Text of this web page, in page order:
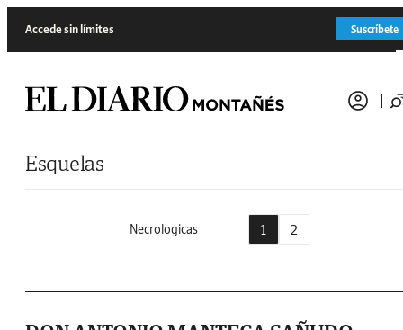
Accede sin límites Suscríbete
Esquelas
Necrologicas 1 2